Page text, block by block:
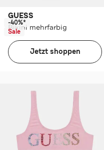
GUESS
Bikini mehrfarbig
-40%*
Sale
Jetzt shoppen